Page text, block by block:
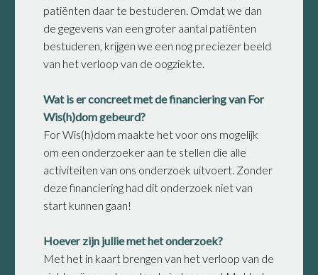
patiënten daar te bestuderen. Omdat we dan
de gegevens van een groter aantal patiënten
bestuderen, krijgen we een nog preciezer beeld
van het verloop van de oogziekte.
Wat is er concreet met de financiering van For
Wis(h)dom gebeurd?
For Wis(h)dom maakte het voor ons mogelijk
om een onderzoeker aan te stellen die alle
activiteiten van ons onderzoek uitvoert. Zonder
deze financiering had dit onderzoek niet van
start kunnen gaan!
Hoever zijn jullie met het onderzoek?
Met het in kaart brengen van het verloop van de